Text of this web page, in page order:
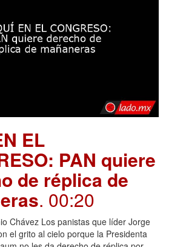
EL
PAN quiere
de réplica de
. 00:20
Chávez Los panistas que líder Jorge
el grito al cielo porque la Presidenta